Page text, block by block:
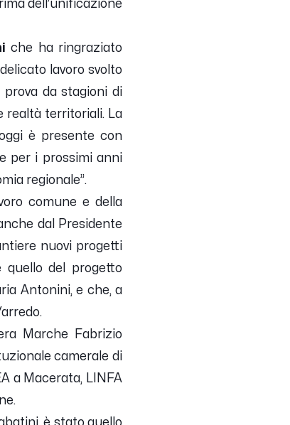
dell’unificazione
che ha ringraziato
lavoro svolto
prova da stagioni di
realtà territoriali. La
è presente con
per i prossimi anni
regionale”.
comune e della
dal Presidente
nuovi progetti
quello del progetto
Antonini, e che, a
Marche Fabrizio
camerale di
a Macerata, LINFA
è stato quello